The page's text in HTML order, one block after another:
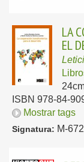
LA
EL
ISBN 978-84-
Mostrar tags
Signatura: M-